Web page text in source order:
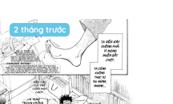
2 tháng trước